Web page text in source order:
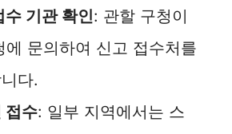
수 기관 확인: 관할 구청이
에 문의하여 신고 접수처를
다.
접수: 일부 지역에서는 스